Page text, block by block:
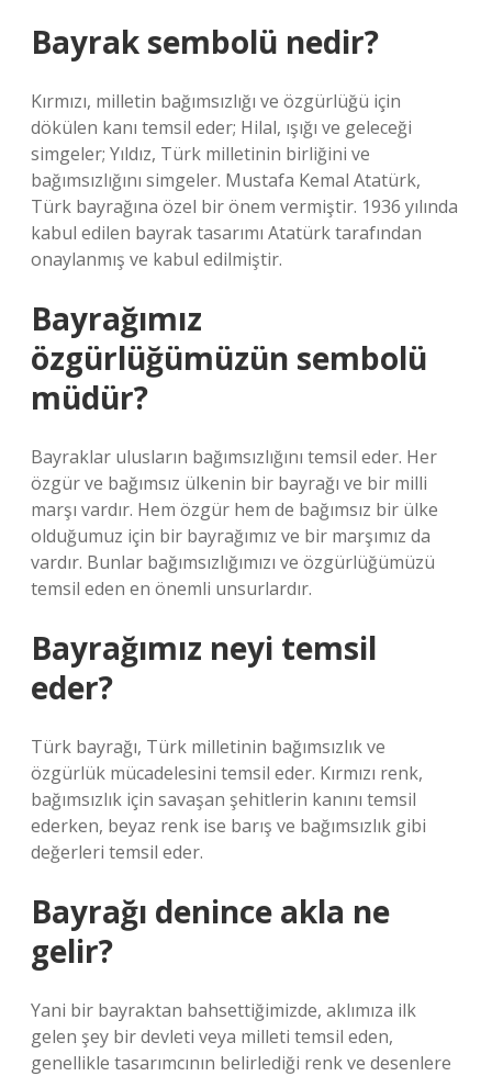
Bayrak sembolü nedir?
Kırmızı, milletin bağımsızlığı ve özgürlüğü için
dökülen kanı temsil eder; Hilal, ışığı ve geleceği
simgeler; Yıldız, Türk milletinin birliğini ve
bağımsızlığını simgeler. Mustafa Kemal Atatürk,
Türk bayrağına özel bir önem vermiştir. 1936 yılında
kabul edilen bayrak tasarımı Atatürk tarafından
onaylanmış ve kabul edilmiştir.
Bayrağımız
özgürlüğümüzün sembolü
müdür?
Bayraklar ulusların bağımsızlığını temsil eder. Her
özgür ve bağımsız ülkenin bir bayrağı ve bir milli
marşı vardır. Hem özgür hem de bağımsız bir ülke
olduğumuz için bir bayrağımız ve bir marşımız da
vardır. Bunlar bağımsızlığımızı ve özgürlüğümüzü
temsil eden en önemli unsurlardır.
Bayrağımız neyi temsil
eder?
Türk bayrağı, Türk milletinin bağımsızlık ve
özgürlük mücadelesini temsil eder. Kırmızı renk,
bağımsızlık için savaşan şehitlerin kanını temsil
ederken, beyaz renk ise barış ve bağımsızlık gibi
değerleri temsil eder.
Bayrağı denince akla ne
gelir?
Yani bir bayraktan bahsettiğimizde, aklımıza ilk
gelen şey bir devleti veya milleti temsil eden,
genellikle tasarımcının belirlediği renk ve desenlere